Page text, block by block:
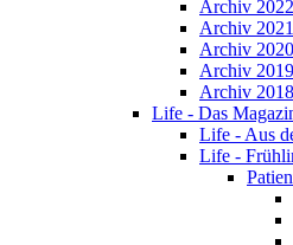
Archiv 2022
Archiv 2021
Archiv 2020
Archiv 2019
Archiv 2018
Life - Das
Life - Aus
Life -